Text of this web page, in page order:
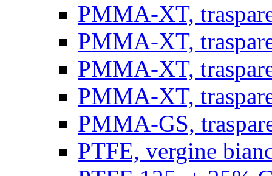
PMMA-XT,
PMMA-XT,
PMMA-XT,
PMMA-XT,
PMMA-GS,
PTFE, vergine